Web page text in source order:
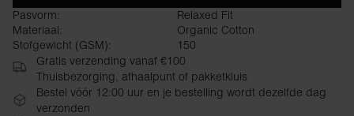
Pasvorm:
Relaxed Fit
Materiaal:
Organic Cotton
Stofgewicht (GSM):
150
Gratis verzending vanaf €100
Thuisbezorging, afhaalpunt of pakketkluis
Bestel vóór 12:00 uur en je bestelling wordt dezelfde dag
verzonden